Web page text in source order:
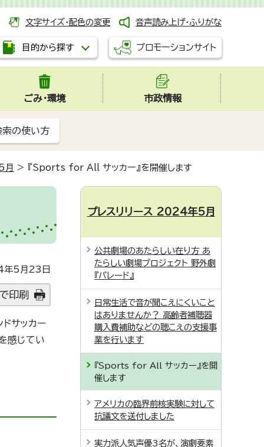
文字サイズ・配色の変更 音声読み上げ・ふりがな
目的から探す プロモーションサイト
ごみ・環境 市政情報
索の使い方
月 > 『Sports for All サッカー』を開催します
5月23日
印刷
サッカー
感じてい
プレスリリース 2024年5月
公共劇場のあたらしい在り方 あ
たらしい劇場プロジェクト 野外劇
『パレード』
日常生活で音が聞こえにくいこと
はありませんか？ 高齢者補聴器
購入費補助などの聴こえの支援事
業を行います
『Sports for All サッカー』を開
催します
アメリカの臨界前核実験に対して
抗議文を送付しました
実力派人気声優3名が、演劇要素